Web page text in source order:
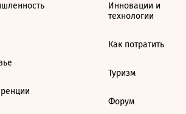
Инновации и
технологии
Как потратить
Туризм
Форум